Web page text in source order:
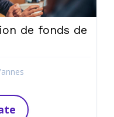
de fonds de